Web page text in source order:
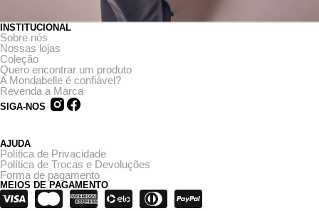
INSTITUCIONAL
Sobre nós
Nossas lojas
Coleção
Quero encontrar um produto
A Mondabelle é confiável?
Revenda a Marca
SIGA-NOS
AJUDA
Política de Privacidade
Política de Trocas e Devoluções
Forma de pagamento
MEIOS DE PAGAMENTO